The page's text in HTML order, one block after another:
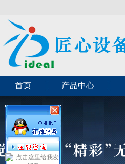
首页 产品中心